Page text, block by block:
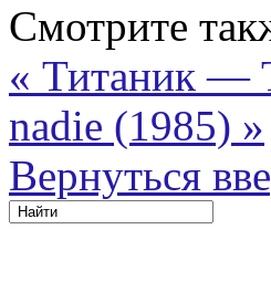
Смотрите
« Титаник —
nadie (1985) »
Вернуться